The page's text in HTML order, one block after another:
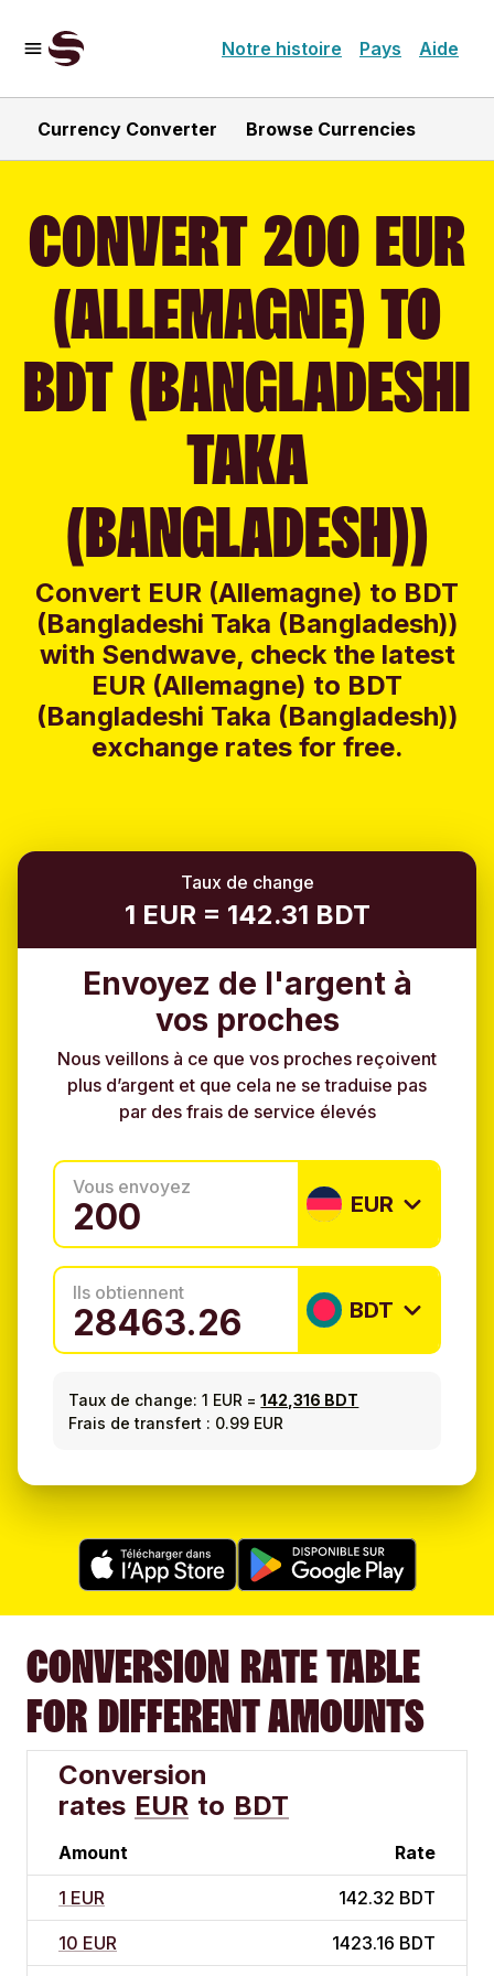
Notre histoire Pays Aide
Currency Converter Browse Currencies
CONVERT 200 EUR
(ALLEMAGNE) TO
BDT (BANGLADESHI
TAKA
(BANGLADESH))
Convert EUR (Allemagne) to BDT
(Bangladeshi Taka (Bangladesh))
with Sendwave, check the latest
EUR (Allemagne) to BDT
(Bangladeshi Taka (Bangladesh))
exchange rates for free.
Taux de change
1 EUR = 142.31 BDT
Envoyez de l'argent à
vos proches
Nous veillons à ce que vos proches reçoivent
plus d’argent et que cela ne se traduise pas
par des frais de service élevés
Vous envoyez
EUR
Ils obtiennent
BDT
Taux de change: 1 EUR =142,316 BDT
Frais de transfert : 0.99 EUR
CONVERSION RATE TABLE
FOR DIFFERENT AMOUNTS
Conversion
rates EUR to BDT
Amount Rate
1 EUR 142.32 BDT
10 EUR 1423.16 BDT